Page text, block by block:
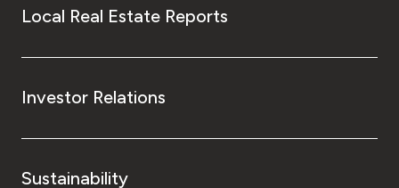
Local Real Estate Reports
Investor Relations
Sustainability